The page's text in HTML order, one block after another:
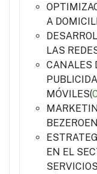
A
LAS
CANALES
MÓVILES(
EN EL